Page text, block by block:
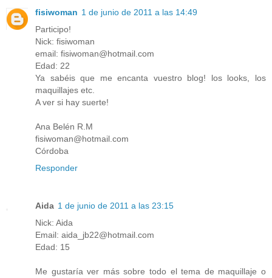
fisiwoman 1 de junio de 2011 a las 14:49
Participo!
Nick: fisiwoman
email: fisiwoman@hotmail.com
Edad: 22
Ya sabéis que me encanta vuestro blog! los looks, los
maquillajes etc.
A ver si hay suerte!
Ana Belén R.M
fisiwoman@hotmail.com
Córdoba
Responder
Aida 1 de junio de 2011 a las 23:15
Nick: Aida
Email: aida_jb22@hotmail.com
Edad: 15
Me gustaría ver más sobre todo el tema de maquillaje o